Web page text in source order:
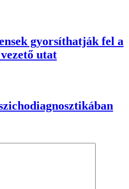
gyorsíthatják fel a
utat